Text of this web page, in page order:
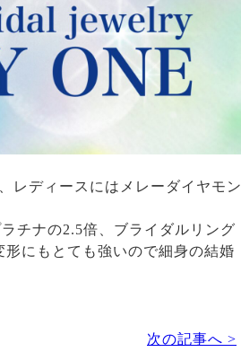
レディースにはメレーダイヤモン
チナの2.5倍、ブライダルリング
にもとても強いので細身の結婚
次の記事へ >